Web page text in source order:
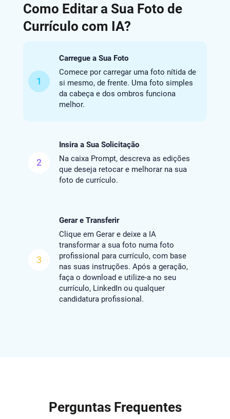
Como Editar a Sua Foto de
Currículo com IA?
1
Carregue a Sua Foto
Comece por carregar uma foto nítida de
si mesmo, de frente. Uma foto simples
da cabeça e dos ombros funciona
melhor.
2
Insira a Sua Solicitação
Na caixa Prompt, descreva as edições
que deseja retocar e melhorar na sua
foto de currículo.
3
Gerar e Transferir
Clique em Gerar e deixe a IA
transformar a sua foto numa foto
profissional para currículo, com base
nas suas instruções. Após a geração,
faça o download e utilize-a no seu
currículo, LinkedIn ou qualquer
candidatura profissional.
Perguntas Frequentes